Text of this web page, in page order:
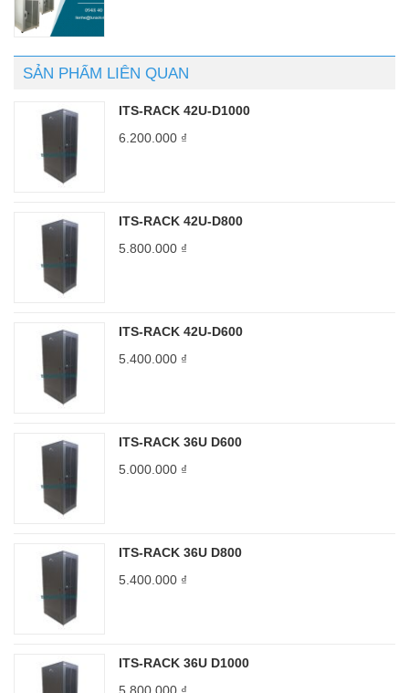
SẢN PHẨM LIÊN QUAN
ITS-RACK 42U-D1000
6.200.000 ₫
ITS-RACK 42U-D800
5.800.000 ₫
ITS-RACK 42U-D600
5.400.000 ₫
ITS-RACK 36U D600
5.000.000 ₫
ITS-RACK 36U D800
5.400.000 ₫
ITS-RACK 36U D1000